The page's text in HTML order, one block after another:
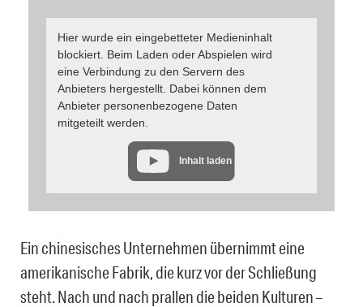
Hier wurde ein eingebetteter Medieninhalt
blockiert. Beim Laden oder Abspielen wird
eine Verbindung zu den Servern des
Anbieters hergestellt. Dabei können dem
Anbieter personenbezogene Daten
mitgeteilt werden.
Inhalt laden
Ein chinesisches Unternehmen übernimmt eine
amerikanische Fabrik, die kurz vor der Schließung
steht. Nach und nach prallen die beiden Kulturen –